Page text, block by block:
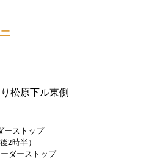
松原下ル東側
ーストップ
2時半）
ダーストップ